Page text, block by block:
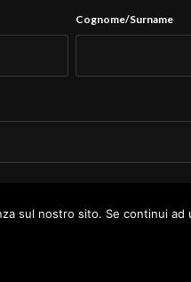
Cognome/Surname
sul nostro sito. Se continui